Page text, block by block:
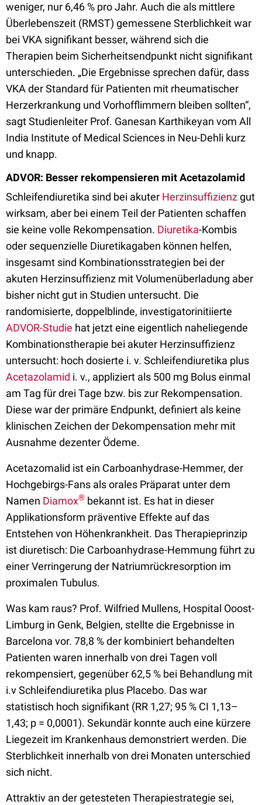
weniger, nur 6,46 % pro Jahr. Auch die als mittlere
Überlebenszeit (RMST) gemessene Sterblichkeit war
bei VKA signifikant besser, während sich die
Therapien beim Sicherheitsendpunkt nicht signifikant
unterschieden. „Die Ergebnisse sprechen dafür, dass
VKA der Standard für Patienten mit rheumatischer
Herzerkrankung und Vorhofflimmern bleiben sollten“,
sagt Studienleiter Prof. Ganesan Karthikeyan vom All
India Institute of Medical Sciences in Neu-Dehli kurz
und knapp.
ADVOR: Besser rekompensieren mit Acetazolamid
Schleifendiuretika sind bei akuter Herzinsuffizienzgut
wirksam, aber bei einem Teil der Patienten schaffen
sie keine volle Rekompensation. Diuretika-Kombis
oder sequenzielle Diuretikagaben können helfen,
insgesamt sind Kombinationsstrategien bei der
akuten Herzinsuffizienz mit Volumenüberladung aber
bisher nicht gut in Studien untersucht. Die
randomisierte, doppelblinde, investigatorinitiierte
ADVOR-Studie hat jetzt eine eigentlich naheliegende
Kombinationstherapie bei akuter Herzinsuffizienz
untersucht: hoch dosierte i. v. Schleifendiuretika plus
Acetazolamid i. v., appliziert als 500 mg Bolus einmal
am Tag für drei Tage bzw. bis zur Rekompensation.
Diese war der primäre Endpunkt, definiert als keine
klinischen Zeichen der Dekompensation mehr mit
Ausnahme dezenter Ödeme.
Acetazomalid ist ein Carboanhydrase-Hemmer, der
Hochgebirgs-Fans als orales Präparat unter dem
Namen Diamox® bekannt ist. Es hat in dieser
Applikationsform präventive Effekte auf das
Entstehen von Höhenkrankheit. Das Therapieprinzip
ist diuretisch: Die Carboanhydrase-Hemmung führt zu
einer Verringerung der Natriumrückresorption im
proximalen Tubulus.
Was kam raus? Prof. Wilfried Mullens, Hospital Ooost-
Limburg in Genk, Belgien, stellte die Ergebnisse in
Barcelona vor. 78,8 % der kombiniert behandelten
Patienten waren innerhalb von drei Tagen voll
rekompensiert, gegenüber 62,5 % bei Behandlung mit
i.v Schleifendiuretika plus Placebo. Das war
statistisch hoch signifikant (RR 1,27; 95 % CI 1,13–
1,43; p = 0,0001). Sekundär konnte auch eine kürzere
Liegezeit im Krankenhaus demonstriert werden. Die
Sterblichkeit innerhalb von drei Monaten unterschied
sich nicht.
Attraktiv an der getesteten Therapiestrategie sei,